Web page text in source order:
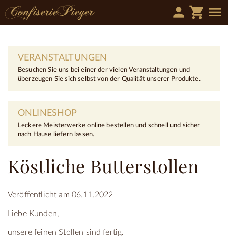
person shopping_cart menu
VERANSTALTUNGEN
Besuchen Sie uns bei einer der vielen Veranstaltungen und
überzeugen Sie sich selbst von der Qualität unserer Produkte.
ONLINESHOP
Leckere Meisterwerke online bestellen und schnell und sicher
nach Hause liefern lassen.
Köstliche Butterstollen
Veröffentlicht am 06.11.2022
Liebe Kunden,
unsere feinen Stollen sind fertig.